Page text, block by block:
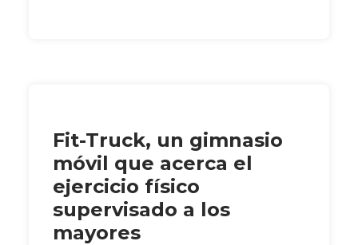
Fit-Truck, un gimnasio
móvil que acerca el
ejercicio físico
supervisado a los
mayores